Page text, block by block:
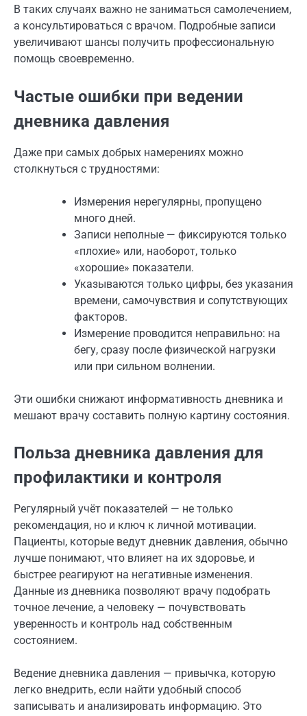
В таких случаях важно не заниматься самолечением,
а консультироваться с врачом. Подробные записи
увеличивают шансы получить профессиональную
помощь своевременно.
Частые ошибки при ведении
дневника давления
Даже при самых добрых намерениях можно
столкнуться с трудностями:
Измерения нерегулярны, пропущено
много дней.
Записи неполные — фиксируются только
«плохие» или, наоборот, только
«хорошие» показатели.
Указываются только цифры, без указания
времени, самочувствия и сопутствующих
факторов.
Измерение проводится неправильно: на
бегу, сразу после физической нагрузки
или при сильном волнении.
Эти ошибки снижают информативность дневника и
мешают врачу составить полную картину состояния.
Польза дневника давления для
профилактики и контроля
Регулярный учёт показателей — не только
рекомендация, но и ключ к личной мотивации.
Пациенты, которые ведут дневник давления, обычно
лучше понимают, что влияет на их здоровье, и
быстрее реагируют на негативные изменения.
Данные из дневника позволяют врачу подобрать
точное лечение, а человеку — почувствовать
уверенность и контроль над собственным
состоянием.
Ведение дневника давления — привычка, которую
легко внедрить, если найти удобный способ
записывать и анализировать информацию. Это